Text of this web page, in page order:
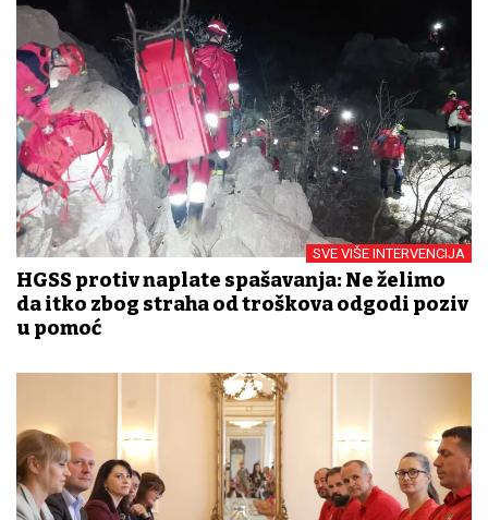
SVE VIŠE INTERVENCIJA
HGSS protiv naplate spašavanja: Ne želimo
da itko zbog straha od troškova odgodi poziv
u pomoć